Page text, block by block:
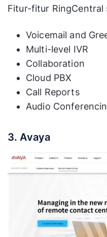
Fitur-fitur RingCentral
Voicemail and
Multi-level IVR
Collaboration
Cloud PBX
Call Reports
Audio
3. Avaya